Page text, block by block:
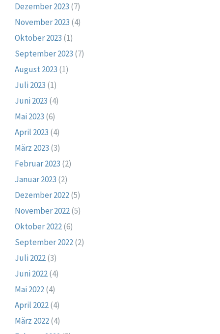
Dezember 2023 (7)
November 2023 (4)
Oktober 2023 (1)
September 2023 (7)
August 2023 (1)
Juli 2023 (1)
Juni 2023 (4)
Mai 2023 (6)
April 2023 (4)
März 2023 (3)
Februar 2023 (2)
Januar 2023 (2)
Dezember 2022(5)
November 2022(5)
Oktober 2022(6)
September 2022(2)
Juli 2022(3)
Juni 2022(4)
Mai 2022(4)
April 2022(4)
März 2022(4)